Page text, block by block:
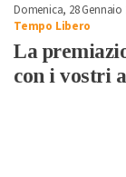
Domenica, 28 Gennaio
Tempo Libero
La
con i vostri